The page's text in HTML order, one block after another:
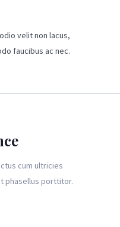
velit non lacus,
faucibus ac nec.
cum ultricies
phasellus porttitor.